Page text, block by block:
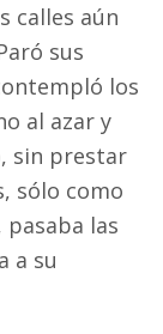
calles aún
sus
los
al azar y
sin prestar
sólo como
pasaba las
a su